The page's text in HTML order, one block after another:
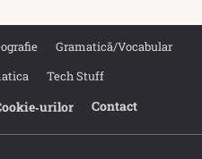
Gramatică/Vocabular
Tech Stuff
Contact